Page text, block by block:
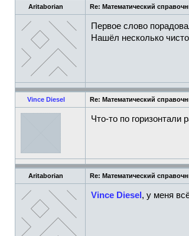
Aritaborian Re: Математический
Первое слово
Нашёл несколько
Vince Diesel Re: Математический
Что-то по горизонтали
Aritaborian Re: Математический
Vince Diesel , у меня